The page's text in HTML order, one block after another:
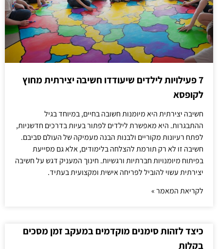
7 פעילויות לילדים שיעודדו חשיבה יצירתית מחוץ
לקופסא
חשיבה יצירתית היא מיומנות חשובה בחיים, במיוחד בגיל
ההתבגרות. היא מאפשרת לילדים לפתור בעיות בדרכים חדשניות,
לפתח רעיונות מקוריים ולבנות הבנה מעמיקה של העולם סביבם.
חשיבה זו לא רק תורמת להצלחה בלימודים, אלא גם מסייעת
בפיתוח מיומנויות חברתיות ורגשיות. חינוך המעניק דגש על חשיבה
יצירתית עשוי להוביל לפריחה אישית ומקצועית בעתיד.
לקריאת המאמר »
כיצד לזהות סימנים מוקדמים במעקב זמן מסכים
בקלות